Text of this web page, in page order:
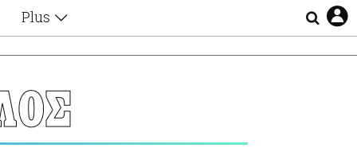
Plus
Αφιερώματα
Ζώδια